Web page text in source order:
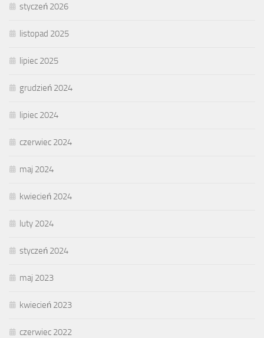
styczeń 2026
listopad 2025
lipiec 2025
grudzień 2024
lipiec 2024
czerwiec 2024
maj 2024
kwiecień 2024
luty 2024
styczeń 2024
maj 2023
kwiecień 2023
czerwiec 2022